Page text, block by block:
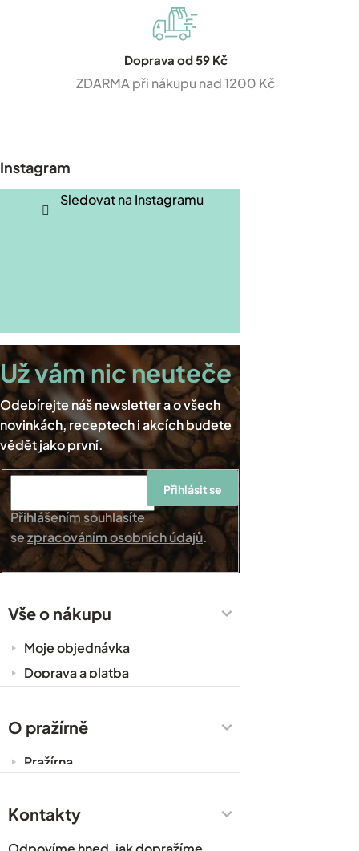
Doprava od 59 Kč
ZDARMA při nákupu nad 1200 Kč
a
t
Instagram
Sledovat na Instagramu
Přihlášením souhlasíte
sezpracováním osobních údajů.
Přihlásit se
Vše o nákupu
Moje objednávka
Doprava a platba
Zakázková výroba
Ochrana osobních údajů
O pražírně
Pražírna
Prodejny
Kontakty